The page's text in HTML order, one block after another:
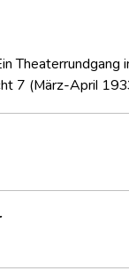
Theaterrundgang
7 (März-April